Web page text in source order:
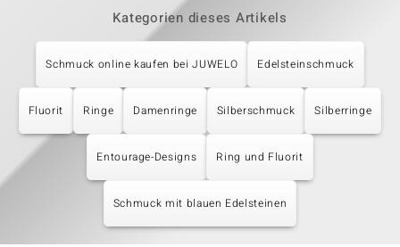
Kategorien dieses Artikels
Schmuck online kaufen bei JUWELO Edelsteinschmuck
Fluorit Ringe Damenringe Silberschmuck Silberringe
Entourage-Designs Ring und Fluorit
Schmuck mit blauen Edelsteinen